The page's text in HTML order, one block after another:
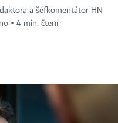
a šéfkomentátor HN
▪ 4 min. čtení